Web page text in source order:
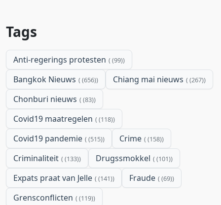
Tags
Anti-regerings protesten (99)
Bangkok Nieuws (656) Chiang mai nieuws (267)
Chonburi nieuws (83)
Covid19 maatregelen (118)
Covid19 pandemie (515) Crime (158)
Criminaliteit (133) Drugssmokkel (101)
Expats praat van Jelle (141) Fraude (69)
Grensconflicten (119)